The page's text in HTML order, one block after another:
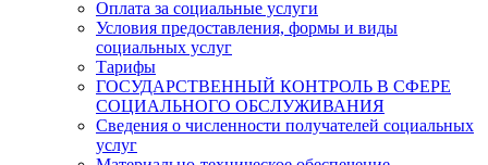
Оплата за социальные услуги
Условия предоставления, формы и виды
социальных услуг
Тарифы
ГОСУДАРСТВЕННЫЙ КОНТРОЛЬ В СФЕРЕ
СОЦИАЛЬНОГО ОБСЛУЖИВАНИЯ
Сведения о численности получателей социальных
услуг